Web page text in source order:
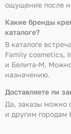
ощущение после
Какие бренды
каталоге?
В каталоге
Family cosmetics,
и Белита-М.
назначению.
Доставляете ли
Да, заказы можно
и другим городам